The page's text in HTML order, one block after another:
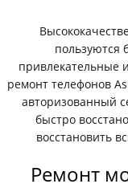
пользуются
привлекательные
ремонт телефонов
авторизованный
быстро
восстановить
Ремонт